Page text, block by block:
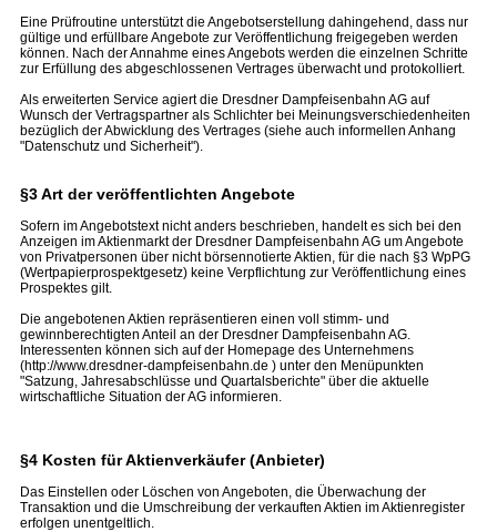
Eine Prüfroutine unterstützt die Angebotserstellung dahingehend, dass nur
gültige und erfüllbare Angebote zur Veröffentlichung freigegeben werden
können. Nach der Annahme eines Angebots werden die einzelnen Schritte
zur Erfüllung des abgeschlossenen Vertrages überwacht und protokolliert.
Als erweiterten Service agiert die Dresdner Dampfeisenbahn AG auf
Wunsch der Vertragspartner als Schlichter bei Meinungsverschiedenheiten
bezüglich der Abwicklung des Vertrages (siehe auch informellen Anhang
"Datenschutz und Sicherheit").
§3 Art der veröffentlichten Angebote
Sofern im Angebotstext nicht anders beschrieben, handelt es sich bei den
Anzeigen im Aktienmarkt der Dresdner Dampfeisenbahn AG um Angebote
von Privatpersonen über nicht börsennotierte Aktien, für die nach §3 WpPG
(Wertpapierprospektgesetz) keine Verpflichtung zur Veröffentlichung eines
Prospektes gilt.
Die angebotenen Aktien repräsentieren einen voll stimm- und
gewinnberechtigten Anteil an der Dresdner Dampfeisenbahn AG.
Interessenten können sich auf der Homepage des Unternehmens
(http://www.dresdner-dampfeisenbahn.de ) unter den Menüpunkten
"Satzung, Jahresabschlüsse und Quartalsberichte" über die aktuelle
wirtschaftliche Situation der AG informieren.
§4 Kosten für Aktienverkäufer (Anbieter)
Das Einstellen oder Löschen von Angeboten, die Überwachung der
Transaktion und die Umschreibung der verkauften Aktien im Aktienregister
erfolgen unentgeltlich.